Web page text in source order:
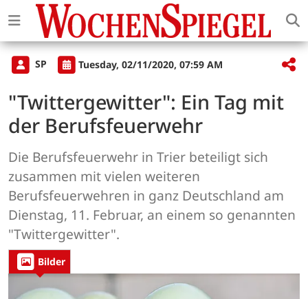
SP Tuesday, 02/11/2020, 07:59 AM
"Twittergewitter": Ein Tag mit
der Berufsfeuerwehr
Die Berufsfeuerwehr in Trier beteiligt sich
zusammen mit vielen weiteren
Berufsfeuerwehren in ganz Deutschland am
Dienstag, 11. Februar, an einem so genannten
"Twittergewitter".
Bilder